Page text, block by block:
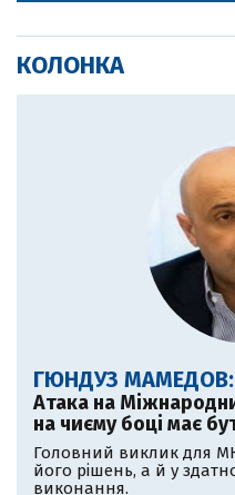
КОЛОНКА
ГЮНДУЗ МАМЕДОВ:
Атака на
на чиєму боці має
Головний виклик для
його рішень, а й у
виконання.